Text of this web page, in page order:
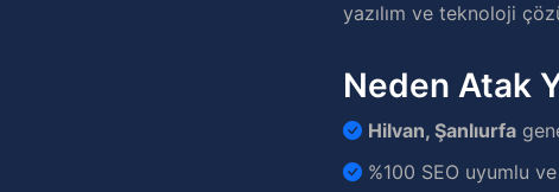
yazılım ve teknoloji
Neden Atak
Hilvan, Şanlıurfa
%100 SEO uyumlu